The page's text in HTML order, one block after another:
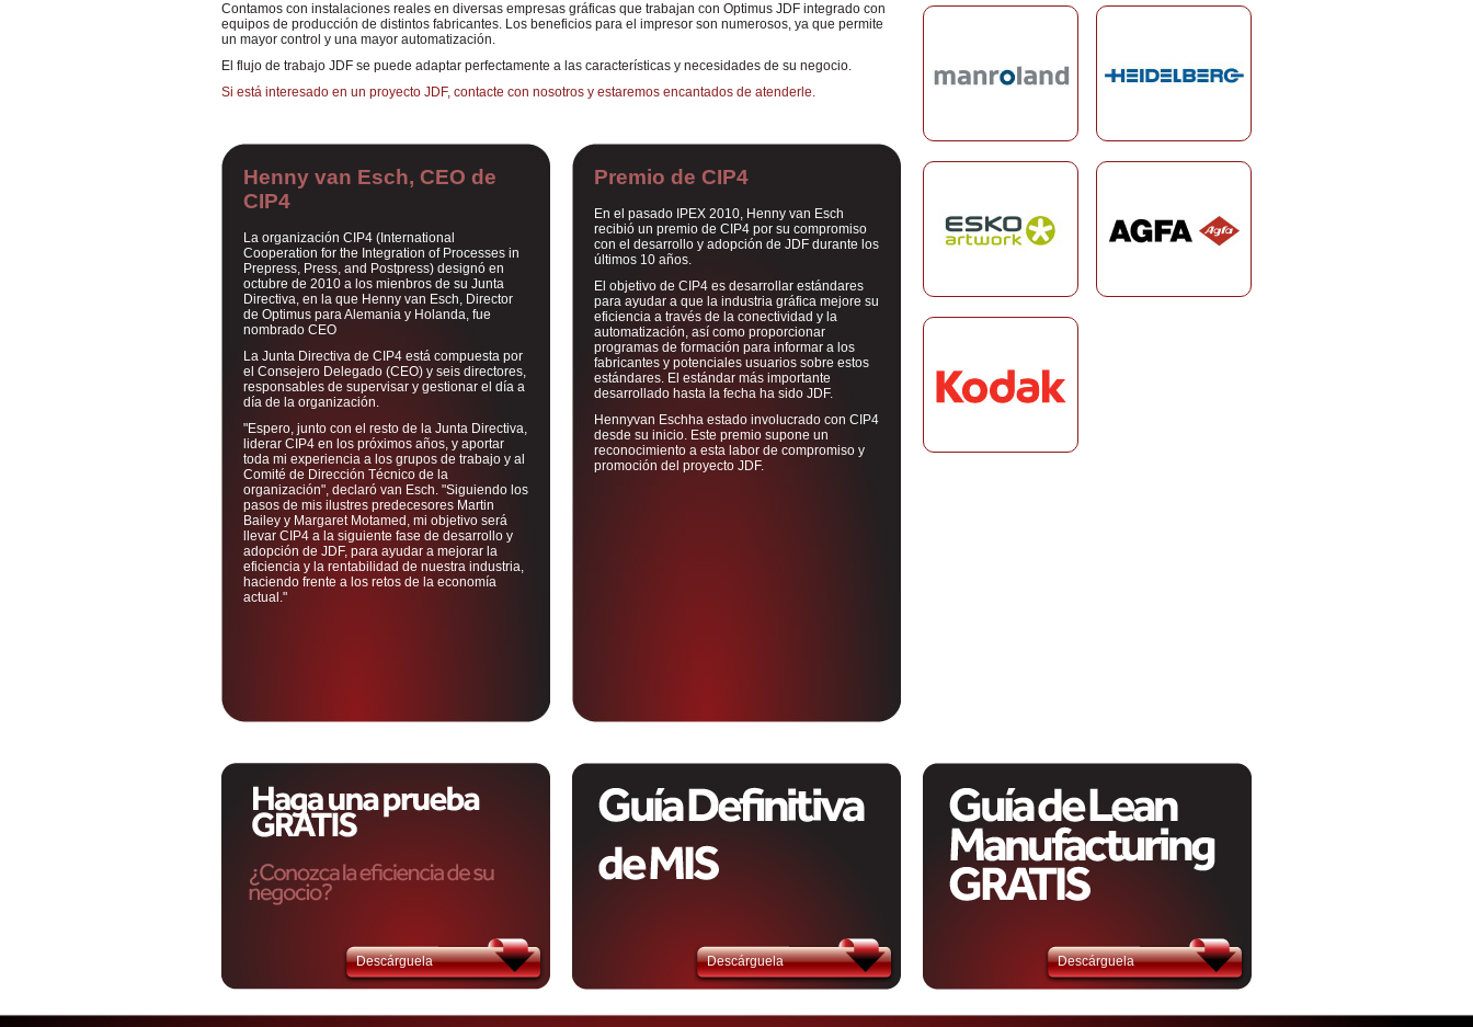
Contamos con instalaciones reales en diversas empresas gráficas que trabajan con Optimus JDF integrado con
equipos de producción de distintos fabricantes. Los beneficios para el impresor son numerosos, ya que permite
un mayor control y una mayor automatización.
El flujo de trabajo JDF se puede adaptar perfectamente a las características y necesidades de su negocio.
Si está interesado en un proyecto JDF, contacte con nosotros y estaremos encantados de atenderle.
Henny van Esch, CEO de
CIP4
La organización CIP4 (International
Cooperation for the Integration of Processes in
Prepress, Press, and Postpress) designó en
octubre de 2010 a los mienbros de su Junta
Directiva, en la que Henny van Esch, Director
de Optimus para Alemania y Holanda, fue
nombrado CEO
La Junta Directiva de CIP4 está compuesta por
el Consejero Delegado (CEO) y seis directores,
responsables de supervisar y gestionar el día a
día de la organización.
"Espero, junto con el resto de la Junta Directiva,
liderar CIP4 en los próximos años, y aportar
toda mi experiencia a los grupos de trabajo y al
Comité de Dirección Técnico de la
organización", declaró van Esch. "Siguiendo los
pasos de mis ilustres predecesores Martin
Bailey y Margaret Motamed, mi objetivo será
llevar CIP4 a la siguiente fase de desarrollo y
adopción de JDF, para ayudar a mejorar la
eficiencia y la rentabilidad de nuestra industria,
haciendo frente a los retos de la economía
actual."
Premio de CIP4
En el pasado IPEX 2010, Henny van Esch
recibió un premio de CIP4 por su compromiso
con el desarrollo y adopción de JDF durante los
últimos 10 años.
El objetivo de CIP4 es desarrollar estándares
para ayudar a que la industria gráfica mejore su
eficiencia a través de la conectividad y la
automatización, así como proporcionar
programas de formación para informar a los
fabricantes y potenciales usuarios sobre estos
estándares. El estándar más importante
desarrollado hasta la fecha ha sido JDF.
Hennyvan Eschha estado involucrado con CIP4
desde su inicio. Este premio supone un
reconocimiento a esta labor de compromiso y
promoción del proyecto JDF.
Descárguela Descárguela Descárguela